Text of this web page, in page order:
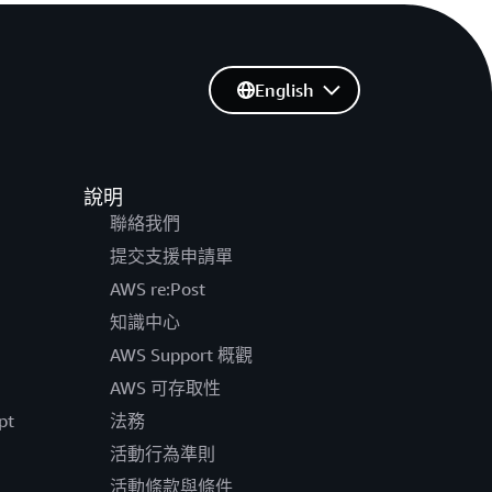
說明
聯絡我們
提交支援申請單
AWS re:Post
知識中心
AWS Support 概觀
AWS 可存取性
法務
活動行為準則
活動條款與條件
English